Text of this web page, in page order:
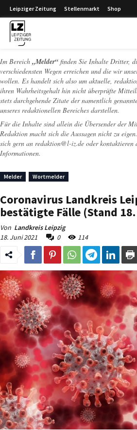
Leipziger Zeitung Stellenmarkt Shop
Im Bereich „Melder“ finden Sie Inhalte Dritter,
verschiedensten Wegen erreichen und die wir
wollen. Es handelt sich also um aktuelle,
ihren Wahrheitsgehalt hin nicht überprüfte
stets durchgehende Zitate der namentlich
unseres redaktionellen Bereiches darstellen.
Für die Inhalte sind allein die Übersender der
Redaktion macht sich die Aussagen nicht zu
sich gern an redaktion@l-iz.de oder kontaktieren
Informationen.
Melder Wortmelder
Coronavirus Landkreis
bestätigte Fälle (Stand
Von Landkreis Leipzig
18. Juni 2021
0 114